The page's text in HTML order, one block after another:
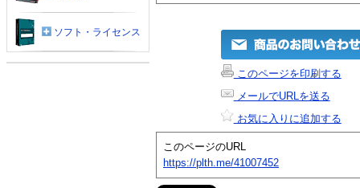
このページを印刷する
メールでURLを送る
お気に入りに追加する
このページのURL
https://plth.me/41007452
ソフト・ライセンス